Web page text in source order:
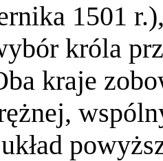
1501
króla
kraje